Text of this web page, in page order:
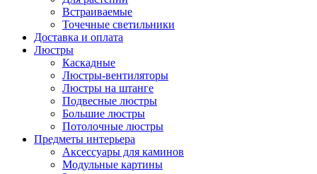
Встраиваемые
Точечные светильники
Доставка и оплата
Люстры
Каскадные
Люстры-вентиляторы
Люстры на штанге
Подвесные люстры
Большие люстры
Потолочные люстры
Предметы интерьера
Аксессуары для каминов
Модульные картины